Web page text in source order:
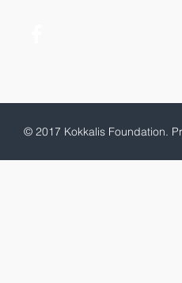
© 2017 Kokkalis Foundation.